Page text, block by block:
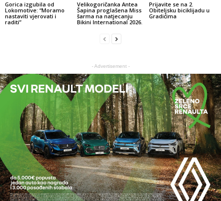
Gorica izgubila od
Lokomotive: “Moramo
nastaviti vjerovati i
raditi”
Velikogoričanka Antea
Šapina proglašena Miss
šarma na natjecanju
Bikini International 2026.
Prijavite se na 2.
Obiteljsku biciklijadu u
Gradićima
- Advertisement -